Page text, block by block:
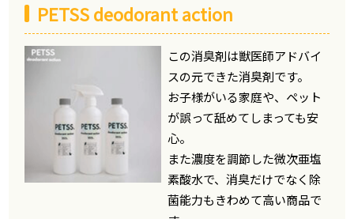
PETSS deodorant action
この消臭剤は獣医師アドバイ
スの元できた消臭剤です。
お子様がいる家庭や、ペット
が誤って舐めてしまっても安
心。
また濃度を調節した微次亜塩
素酸水で、消臭だけでなく除
菌能力もきわめて高い商品で